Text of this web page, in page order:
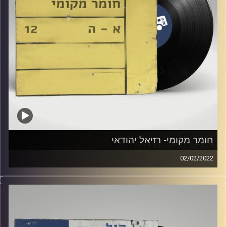
חומר מקומי- רזיאל יהודאי
02/02/2022
שעה של מוזיקה ישראלית עם רזיאל יהודאי.